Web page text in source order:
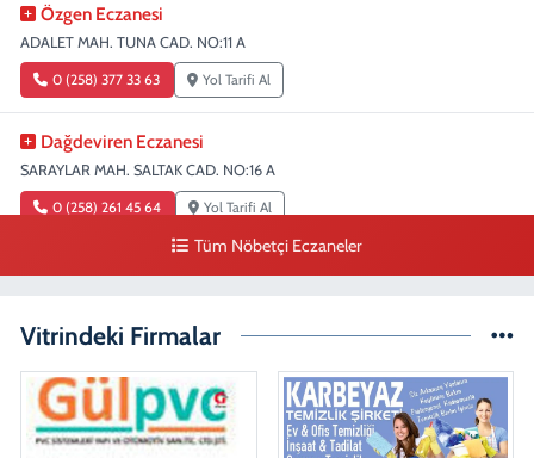
Özgen Eczanesi
ADALET MAH. TUNA CAD. NO:11 A
0 (258) 377 33 63 Yol Tarifi Al
Dağdeviren Eczanesi
SARAYLAR MAH. SALTAK CAD. NO:16 A
0 (258) 261 45 64 Yol Tarifi Al
0 (258) 261 45 60 Yol Tarifi Al
Dişçioğlu Eczanesi
DUMLUPINAR CAD. NO:28 A
Tüm Nöbetçi Eczaneler
Vitrindeki Firmalar